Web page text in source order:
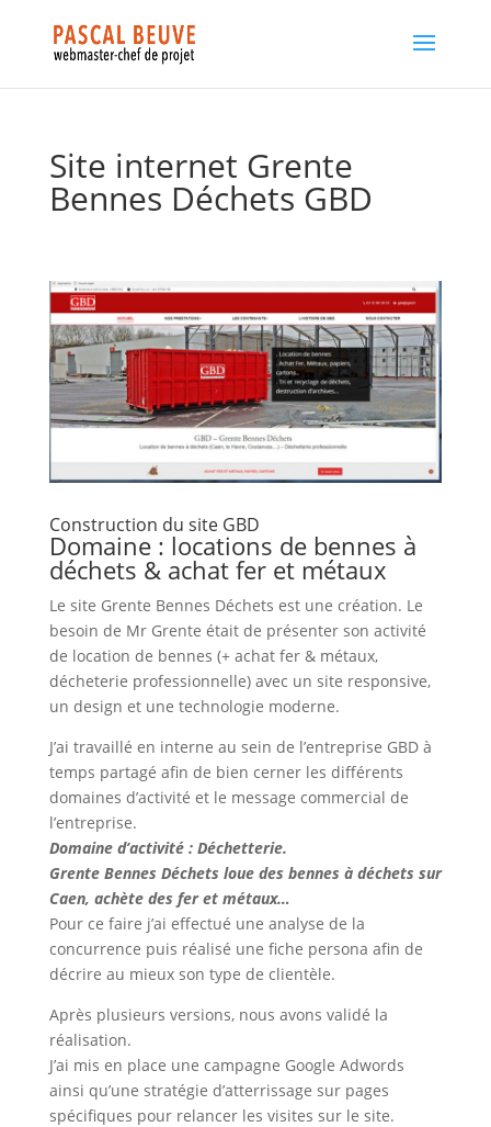
Site internet Grente
Bennes Déchets GBD
Construction du site GBD
Domaine : locations de bennes à
déchets & achat fer et métaux
Le site Grente Bennes Déchets est une création. Le
besoin de Mr Grente était de présenter son activité
de location de bennes (+ achat fer & métaux,
décheterie professionnelle) avec un site responsive,
un design et une technologie moderne.
J’ai travaillé en interne au sein de l’entreprise GBD à
temps partagé afin de bien cerner les différents
domaines d’activité et le message commercial de
l’entreprise.
Domaine d’activité : Déchetterie.
Grente Bennes Déchets loue des bennes à déchets sur
Caen, achète des fer et métaux…
Pour ce faire j’ai effectué une analyse de la
concurrence puis réalisé une fiche persona afin de
décrire au mieux son type de clientèle.
Après plusieurs versions, nous avons validé la
réalisation.
J’ai mis en place une campagne Google Adwords
ainsi qu’une stratégie d’atterrissage sur pages
spécifiques pour relancer les visites sur le site.